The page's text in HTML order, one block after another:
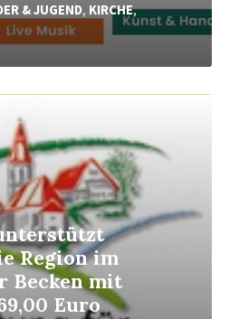
& JUGEND, KIRCHE,
Region im
Becken mit
Euro